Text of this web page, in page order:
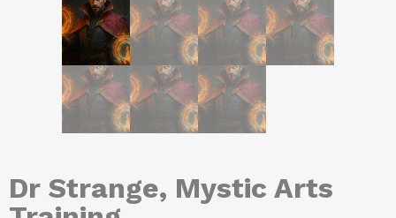
Dr Strange, Mystic Arts